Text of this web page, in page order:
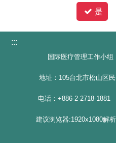
是
:::
国际医疗管理工作小
地址：105台北市松山区
电话：+886-2-2718-1881
建议浏览器:1920x1080解